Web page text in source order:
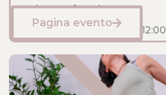
Sede: Anfossi
Gennaio 19, 2025 10:30 - 12:00
Pagina evento